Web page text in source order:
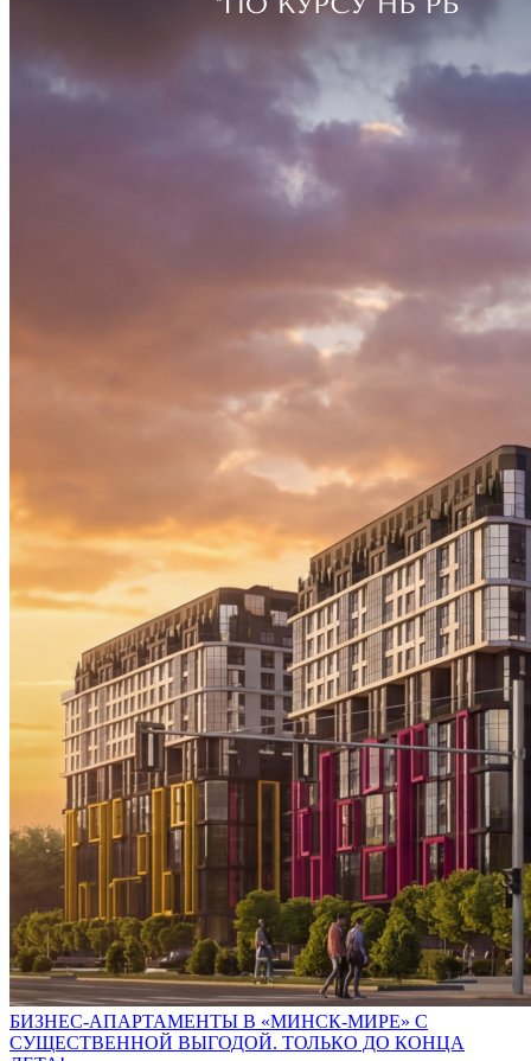
БИЗНЕС-АПАРТАМЕНТЫ В «МИНСК-МИРЕ» С
СУЩЕСТВЕННОЙ ВЫГОДОЙ. ТОЛЬКО ДО КОНЦА